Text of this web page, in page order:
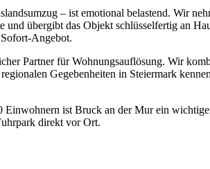
– ist emotional belastend. Wir
und übergibt das Objekt schlüsselfertig an
Angebot.
Partner für Wohnungsauflösung. Wir
Gegebenheiten in Steiermark
ist Bruck an der Mur ein
direkt vor Ort.